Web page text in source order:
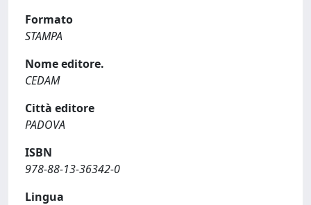
Formato
STAMPA
Nome editore.
CEDAM
Città editore
PADOVA
ISBN
978-88-13-36342-0
Lingua